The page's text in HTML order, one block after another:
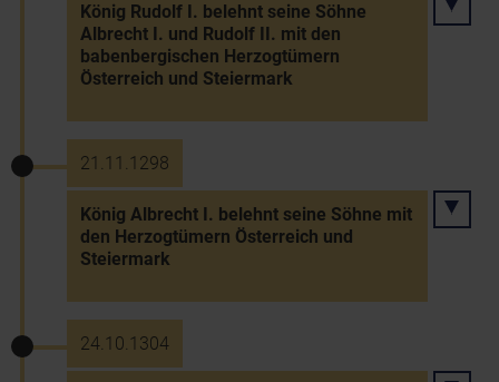
König Rudolf I. belehnt seine Söhne
Albrecht I. und Rudolf II. mit den
babenbergischen Herzogtümern
Österreich und Steiermark
21.11.1298
König Albrecht I. belehnt seine Söhne mit
den Herzogtümern Österreich und
Steiermark
24.10.1304